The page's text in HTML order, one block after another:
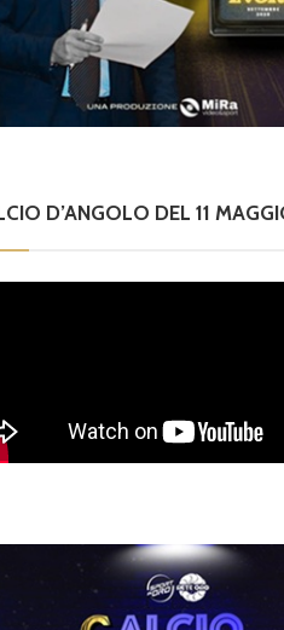
D’ANGOLO DEL 11